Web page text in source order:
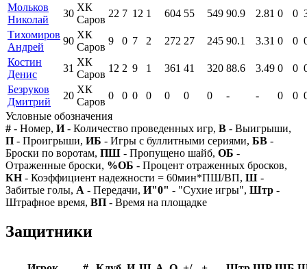
Мольков
Николай
30
ХК
Саров
22 7 12 1 604 55 549 90.9 2.81 0 0
Тихомиров
Андрей
90
ХК
Саров
9 0 7 2 272 27 245 90.1 3.31 0 0
Костин
Денис
31
ХК
Саров
12 2 9 1 361 41 320 88.6 3.49 0 0
Безруков
Дмитрий
20
ХК
Саров
0 0 0 0 0 0 0 - - 0 0
Условные обозначения
# - Номер, И- Количество проведенных игр, В - Выигрыши,
П - Проигрыши, ИБ - Игры с буллитными сериями, БВ -
Броски по воротам, ПШ - Пропущено шайб, ОБ -
Отраженные броски, %ОБ - Процент отраженных бросков,
КН- Коэффициент надежности = 60мин*ПШ/ВП, Ш -
Забитые голы, А - Передачи, И"0" - "Сухие игры", Штр -
Штрафное время, ВП - Время на площадке
Защитники